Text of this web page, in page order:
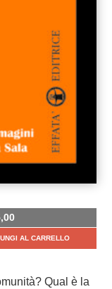
AL CARRELLO
Qual è la